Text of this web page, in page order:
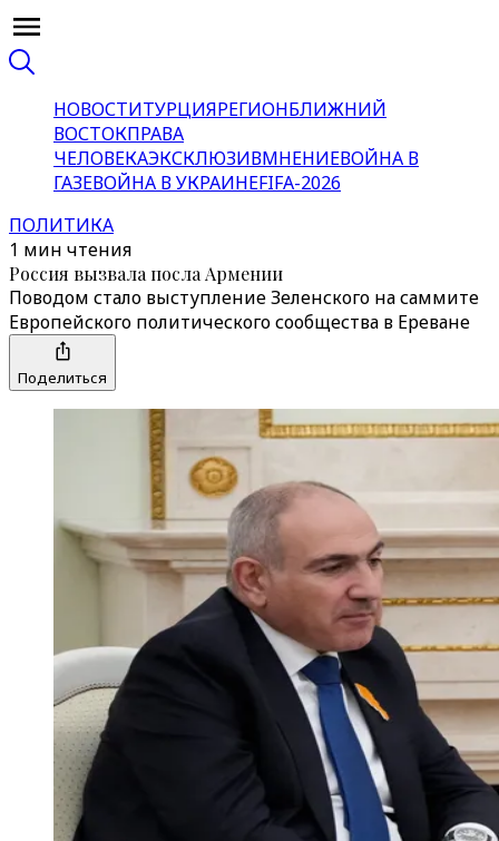
НОВОСТИТУРЦИЯРЕГИОНБЛИЖНИЙ
ВОСТОКПРАВА
ЧЕЛОВЕКАЭКСКЛЮЗИВМНЕНИЕВОЙНА В
ГАЗЕВОЙНА В УКРАИНЕFIFA-2026
ПОЛИТИКА
1 мин чтения
Россия вызвала посла Армении
Поводом стало выступление Зеленского на саммите
Европейского политического сообщества в Ереване
Поделиться